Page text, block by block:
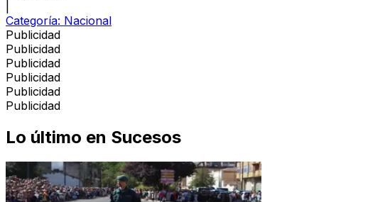
Categoría: Nacional
Publicidad
Publicidad
Publicidad
Publicidad
Publicidad
Publicidad
Lo último en Sucesos